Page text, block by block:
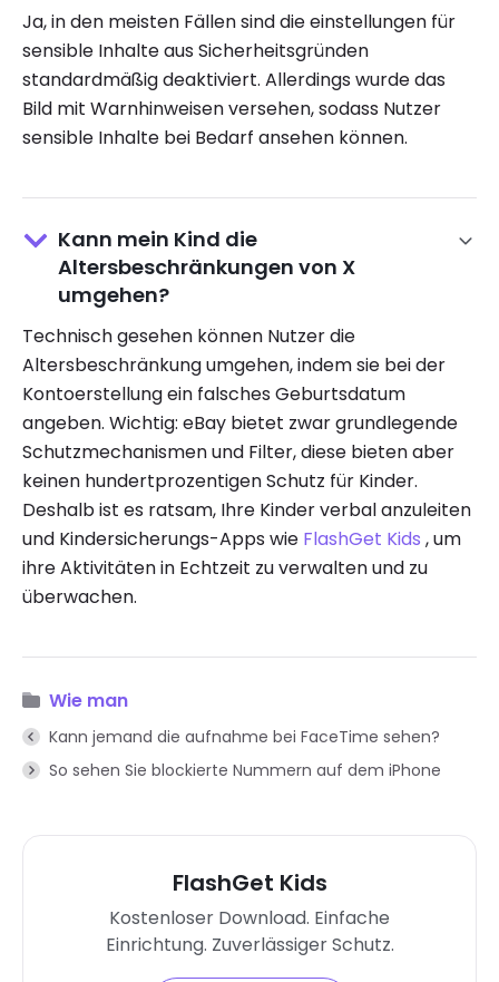
Ja, in den meisten Fällen sind die einstellungen für
sensible Inhalte aus Sicherheitsgründen
standardmäßig deaktiviert. Allerdings wurde das
Bild mit Warnhinweisen versehen, sodass Nutzer
sensible Inhalte bei Bedarf ansehen können.
Kann mein Kind die
Altersbeschränkungen von X
umgehen?
Technisch gesehen können Nutzer die
Altersbeschränkung umgehen, indem sie bei der
Kontoerstellung ein falsches Geburtsdatum
angeben. Wichtig: eBay bietet zwar grundlegende
Schutzmechanismen und Filter, diese bieten aber
keinen hundertprozentigen Schutz für Kinder.
Deshalb ist es ratsam, Ihre Kinder verbal anzuleiten
und Kindersicherungs-Apps wie FlashGet Kids , um
ihre Aktivitäten in Echtzeit zu verwalten und zu
überwachen.
Wie man
Kann jemand die aufnahme bei FaceTime sehen?
So sehen Sie blockierte Nummern auf dem iPhone
FlashGet Kids
Kostenloser Download. Einfache
Einrichtung. Zuverlässiger Schutz.